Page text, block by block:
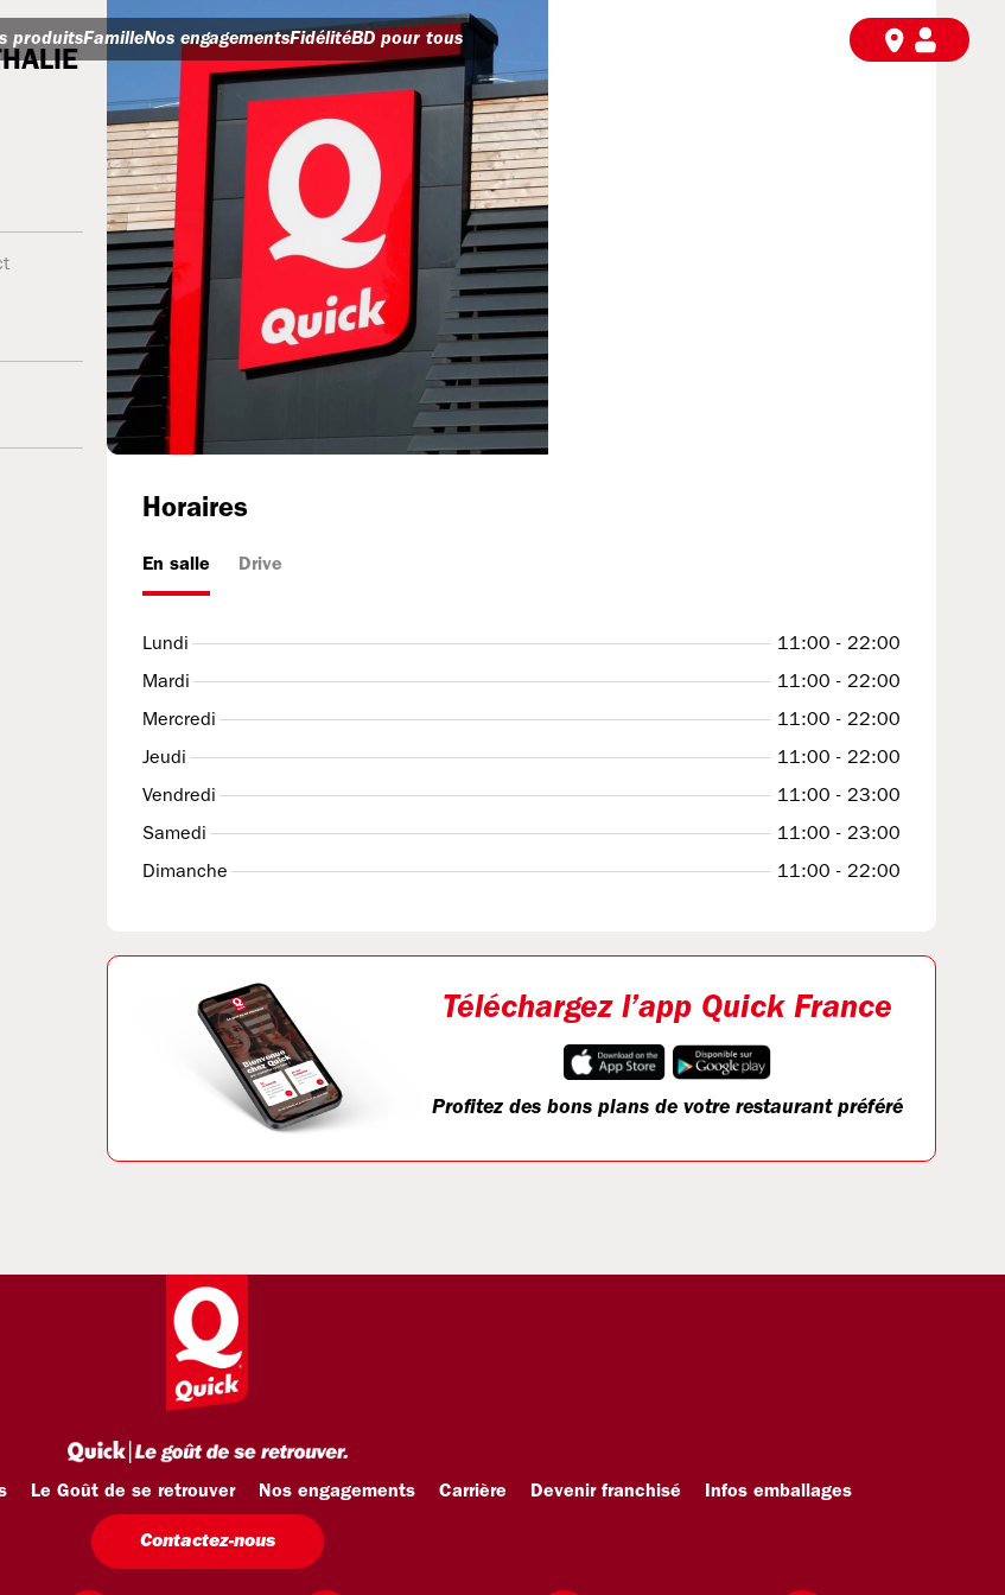
produitsFamilleNos engagementsFidélitéBD pour tous
Horaires
En salle Drive
Lundi
11:00 - 22:00
Mardi
11:00 - 22:00
Mercredi
11:00 - 22:00
Jeudi
11:00 - 22:00
Vendredi
11:00 - 23:00
Samedi
11:00 - 23:00
Dimanche
11:00 - 22:00
Téléchargez l’app Quick France
Profitez des bons plans de votre restaurant préféré
Le Goût de se retrouver Nos engagements Carrière Devenir franchisé Infos emballages
Contactez-nous